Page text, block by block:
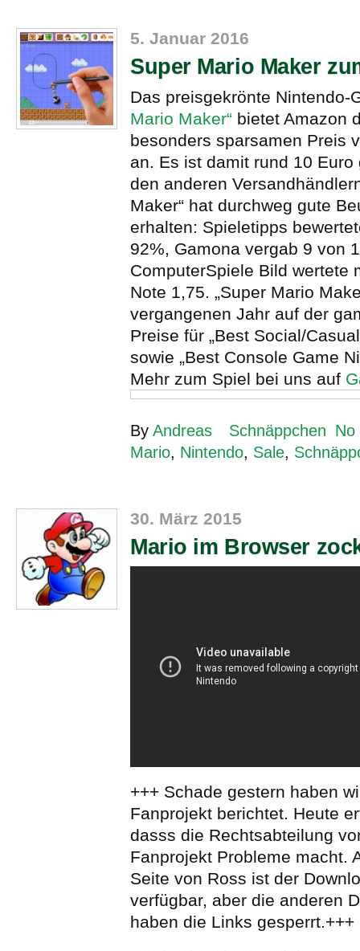
5. Januar 2016
Super Mario Maker
Das preisgekrönte Nintendo-
Mario Maker“ bietet Amazon
besonders sparsamen Preis
an. Es ist damit rund 10
den anderen
Maker“ hat durchweg gute
erhalten: Spieletipps
92%, Gamona vergab 9 von
ComputerSpiele Bild wertete
Note 1,75. „Super Mario
vergangenen Jahr auf der
Preise für „Best Social/
sowie „Best Console Game
Mehr zum Spiel bei uns auf
By Andreas Schnäppchen No
Mario, Nintendo, Sale,
30. März 2015
Mario im Browser
+++ Schade gestern haben
Fanprojekt berichtet. Heute
dasss die Rechtsabteilung
Fanprojekt Probleme macht.
Seite von Ross ist der
verfügbar, aber die anderen
haben die Links gesperrt.+++